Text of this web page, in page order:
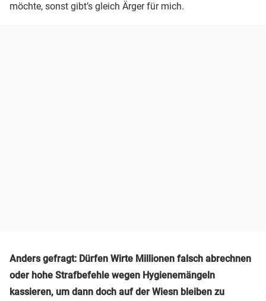
möchte, sonst gibt’s gleich Ärger für mich.
Anders gefragt: Dürfen Wirte Millionen falsch abrechnen
oder hohe Strafbefehle wegen Hygienemängeln
kassieren, um dann doch auf der Wiesn bleiben zu